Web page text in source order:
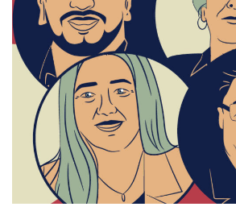
escuelas fumigadas
historia de las mujeres
patria contratista
plan del terror
consumo ilustrado
surti impreso